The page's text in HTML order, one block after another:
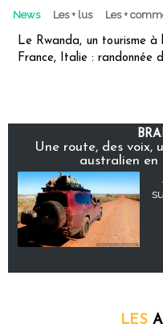
News Les + lus Les +
Le Rwanda, un tourisme
France, Italie : randonnée
Une route, des voix,
australien en
LES